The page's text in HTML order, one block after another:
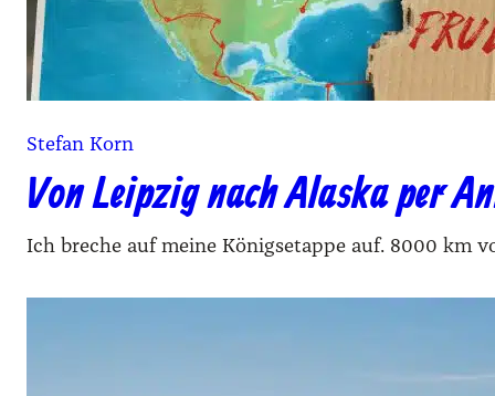
Stefan Korn
Von Leipzig nach Alaska per
Ich breche auf meine Königsetappe auf. 8000 km